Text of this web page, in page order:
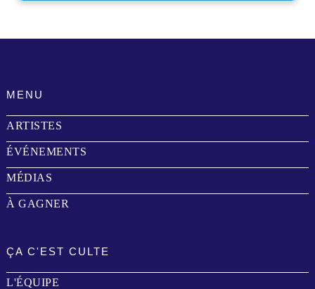
MENU
ARTISTES
ÉVÉNEMENTS
MÉDIAS
À GAGNER
ÇA C'EST CULTE
L'ÉQUIPE